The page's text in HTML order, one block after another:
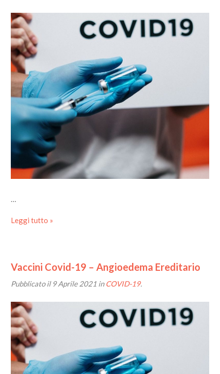
…
Leggi tutto »
Vaccini Covid-19 – Angioedema Ereditario
Pubblicato il 9 Aprile 2021 inCOVID-19.